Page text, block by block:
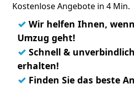
Kostenlose Angebote in 4 Min.
✓ Wir helfen Ihnen,
Umzug geht!
✓ Schnell &
erhalten!
✓ Finden Sie das beste